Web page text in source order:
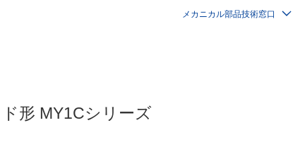
メカニカル部品技術窓口
形 MY1Cシリーズ